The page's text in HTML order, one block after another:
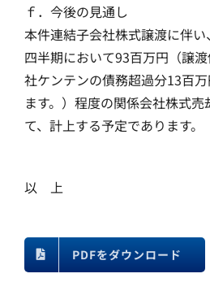
ｆ．今後の見通し
本件連結子会社株式譲渡に伴
四半期において93百万円（譲
社ケンテンの債務超過分13百
ます。）程度の関係会社株式
て、計上する予定であります。
以 上
PDFをダウンロード